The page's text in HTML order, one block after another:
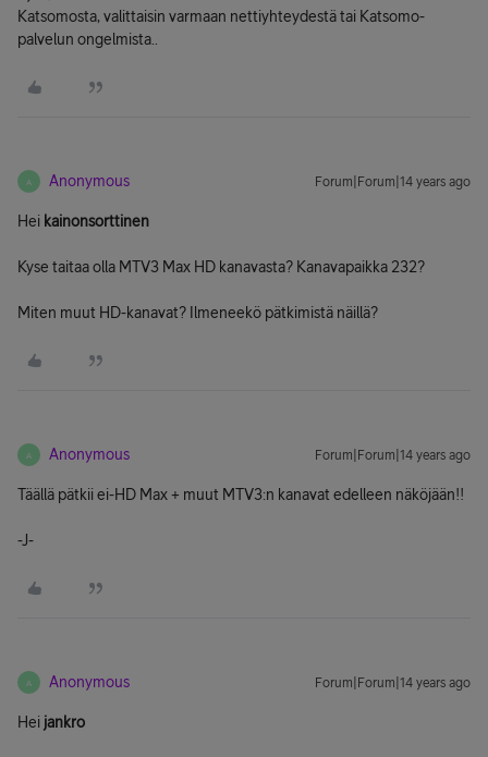
Katsomosta, valittaisin varmaan nettiyhteydestä tai Katsomo-
palvelun ongelmista..
A Anonymous Forum|Forum|14 years ago
Hei kainonsorttinen
Kyse taitaa olla MTV3 Max HD kanavasta? Kanavapaikka 232?
Miten muut HD-kanavat? Ilmeneekö pätkimistä näillä?
A Anonymous Forum|Forum|14 years ago
Täällä pätkii ei-HD Max + muut MTV3:n kanavat edelleen näköjään!!
-J-
A Anonymous Forum|Forum|14 years ago
Hei jankro